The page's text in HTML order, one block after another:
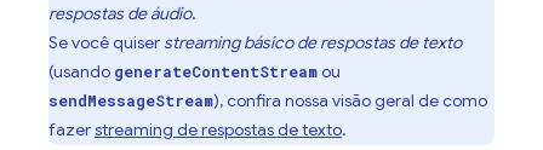
respostas de áudio.
Se você quiser streaming básico de respostas de texto
(usando generateContentStreamou
sendMessageStream), confira nossa visão geral de como
fazerstreaming de respostas de texto.